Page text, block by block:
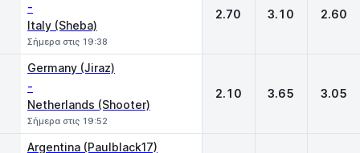
-
Italy (Sheba)
Σήμερα στις 19:38
2.70 3.10 2.60
Germany (Jiraz)
-
Netherlands (Shooter)
Σήμερα στις 19:52
2.10 3.65 3.05
Argentina (Paulblack17)